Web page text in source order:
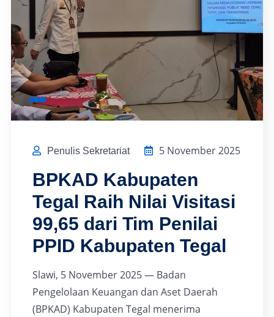
Penulis Sekretariat 5 November 2025
BPKAD Kabupaten
Tegal Raih Nilai Visitasi
99,65 dari Tim Penilai
PPID Kabupaten Tegal
Slawi, 5 November 2025 — Badan
Pengelolaan Keuangan dan Aset Daerah
(BPKAD) Kabupaten Tegal menerima